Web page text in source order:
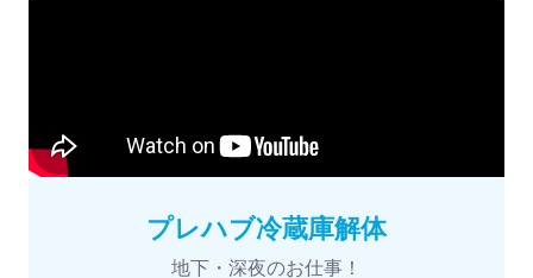
プレハブ冷蔵庫解体
地下・深夜のお仕事！